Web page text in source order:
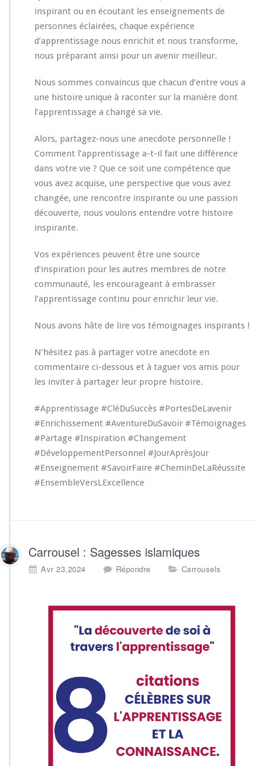
inspirant ou en écoutant les enseignements de
personnes éclairées, chaque expérience
d’apprentissage nous enrichit et nous transforme,
nous préparant ainsi pour un avenir meilleur.
Nous sommes convaincus que chacun d’entre vous a
une histoire unique à raconter sur la manière dont
l’apprentissage a changé sa vie.
Alors, partagez-nous une anecdote personnelle !
Comment l’apprentissage a-t-il fait une différence
dans votre vie ? Que ce soit une compétence que
vous avez acquise, une perspective que vous avez
changée, une rencontre inspirante ou une passion
découverte, nous voulons entendre votre histoire
inspirante.
Vos expériences peuvent être une source
d’inspiration pour les autres membres de notre
communauté, les encourageant à embrasser
l’apprentissage continu pour enrichir leur vie.
Nous avons hâte de lire vos témoignages inspirants !
N’hésitez pas à partager votre anecdote en
commentaire ci-dessous et à taguer vos amis pour
les inviter à partager leur propre histoire.
#Apprentissage #CléDuSuccès #PortesDeLavenir
#Enrichissement #AventureDuSavoir #Témoignages
#Partage #Inspiration #Changement
#DéveloppementPersonnel #JourAprèsJour
#Enseignement #SavoirFaire #CheminDeLaRéussite
#EnsembleVersLExcellence
Carrousel : Sagesses islamiques
Avr 23,2024 Répondre Carrousels